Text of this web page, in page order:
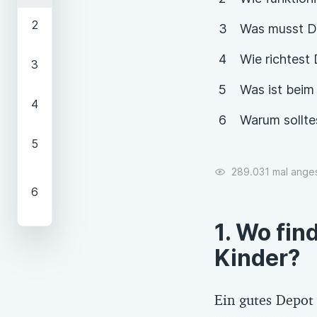
hast die
Beim Scoring
Finanztip
auf
Das Depot
können.
online
durch
Was musst
Wie richtest
Was ist
Warum
289.031 mal
Wo
Kinder?
Ein gutes